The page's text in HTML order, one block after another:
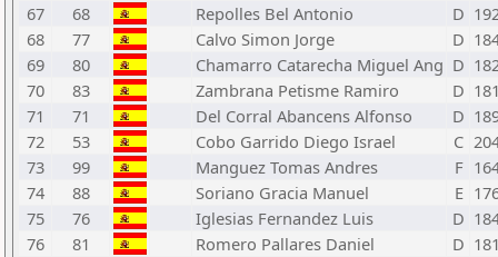
67
68 Repolles Bel Antonio D
68
77 Calvo Simon Jorge D
69
80 Chamarro Catarecha Miguel Ang D
70
83 Zambrana Petisme Ramiro D
71
71 Del Corral Abancens Alfonso D
72
53 Cobo Garrido Diego Israel C
73
99 Manguez Tomas Andres F
74
88 Soriano Gracia Manuel E
75
76 Iglesias Fernandez Luis D
76
81 Romero Pallares Daniel D